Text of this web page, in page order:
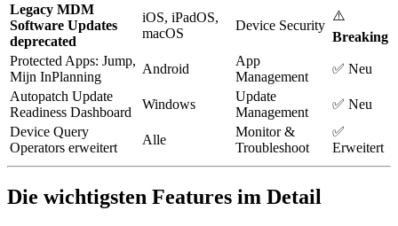
Legacy MDM
Software Updates
deprecated
iOS, iPadOS,
macOS
Device Security
⚠️
Breaking
Protected Apps: Jump,
Mijn InPlanning
Android
App
Management
✅ Neu
Autopatch Update
Readiness Dashboard
Windows
Update
Management
✅ Neu
Device Query
Operators erweitert
Alle
Monitor &
Troubleshoot
✅
Erweitert
Die wichtigsten Features im Detail